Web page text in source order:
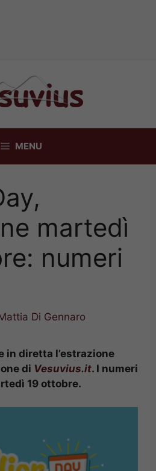
MENU
martedì
numeri
Di Gennaro
in diretta l’estrazione
di Vesuvius.it. I numeri
19 ottobre.